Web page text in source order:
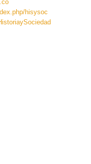
hisysoc